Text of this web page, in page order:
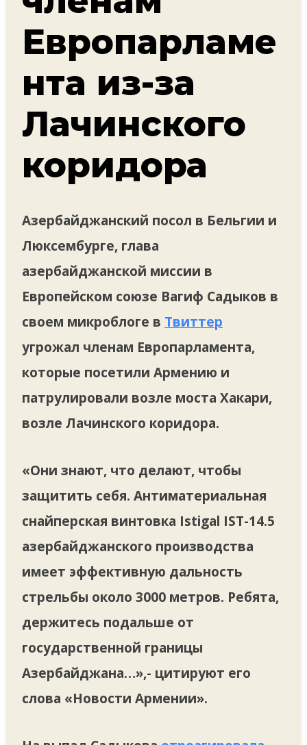
Европарламе
нта из-за
Лачинского
коридора
Азербайджанский посол в Бельгии и
Люксембурге, глава
азербайджанской миссии в
Европейском союзе Вагиф Садыков в
своем микроблоге в Твиттер
угрожал членам Европарламента,
которые посетили Армению и
патрулировали возле моста Хакари,
возле Лачинского коридора.
«Они знают, что делают, чтобы
защитить себя. Антиматериальная
снайперская винтовка Istigal IST-14.5
азербайджанского производства
имеет эффективную дальность
стрельбы около 3000 метров. Ребята,
держитесь подальше от
государственной границы
Азербайджана…»,- цитируют его
слова «Новости Армении».